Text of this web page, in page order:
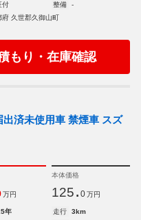
付 整備
-
府 久世郡久御山町
もり・在庫確認
済未使用車 禁煙車 スズ
万円
本体価格
125. 0 万円
年 走行
3km